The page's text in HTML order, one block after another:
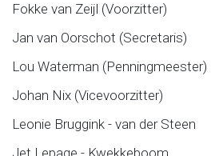
Fokke van Zeijl (Voorzitter)
Jan van Oorschot (Secretaris)
Lou Waterman (Penningmeester)
Johan Nix (Vicevoorzitter)
Leonie Bruggink - van der Steen
Jet Lepage - Kwekkeboom